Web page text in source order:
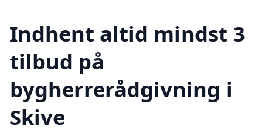
Indhent altid mindst 3
tilbud på
bygherrerådgivning i
Skive